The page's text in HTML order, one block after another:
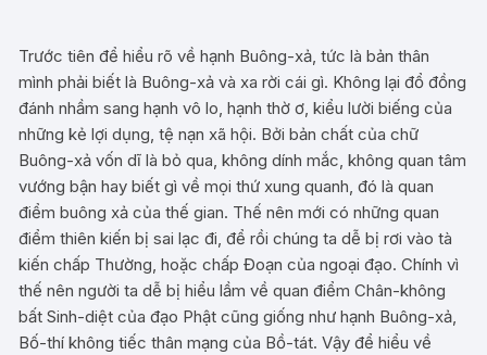
Trước tiên để hiểu rõ về hạnh Buông-xả, tức là bản thân
mình phải biết là Buông-xả và xa rời cái gì. Không lại đổ đồng
đánh nhầm sang hạnh vô lo, hạnh thờ ơ, kiểu lười biếng của
những kẻ lợi dụng, tệ nạn xã hội. Bởi bản chất của chữ
Buông-xả vốn dĩ là bỏ qua, không dính mắc, không quan tâm
vướng bận hay biết gì về mọi thứ xung quanh, đó là quan
điểm buông xả của thế gian. Thế nên mới có những quan
điểm thiên kiến bị sai lạc đi, để rồi chúng ta dễ bị rơi vào tà
kiến chấp Thường, hoặc chấp Đoạn của ngoại đạo. Chính vì
thế nên người ta dễ bị hiểu lầm về quan điểm Chân-không
bất Sinh-diệt của đạo Phật cũng giống như hạnh Buông-xả,
Bố-thí không tiếc thân mạng của Bồ-tát. Vậy để hiểu về